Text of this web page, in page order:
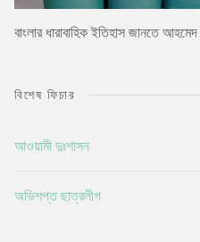
বাংলার ধারাবাহিক ইতিহাস জানতে
বিশেষ ফিচার
আওয়ামী দুঃশাসন
অভিশপ্ত ছাত্রলীগ